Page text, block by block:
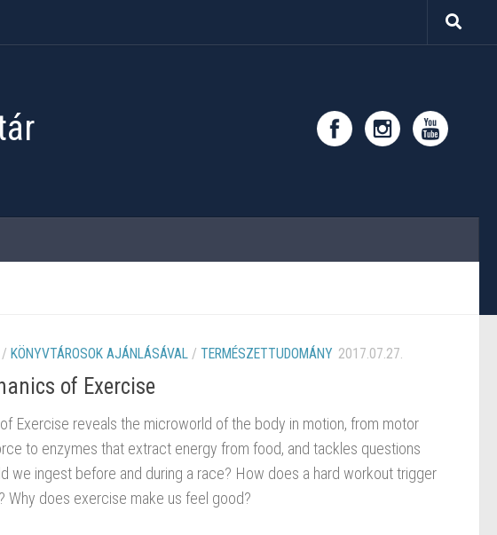
/ KÖNYVTÁROSOK AJÁNLÁSÁVAL / TERMÉSZETTUDOMÁNY 2017.07.27.
of Exercise
Exercise reveals the microworld of the body in motion, from motor
to enzymes that extract energy from food, and tackles questions
we ingest before and during a race? How does a hard workout trigger
Why does exercise make us feel good?